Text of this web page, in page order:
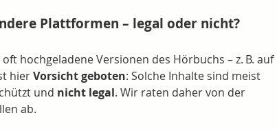
Plattformen – legal oder nicht?
hochgeladene Versionen des Hörbuchs – z. B. auf
hier Vorsicht geboten: Solche Inhalte sind meist
und nicht legal. Wir raten daher von der
ab.